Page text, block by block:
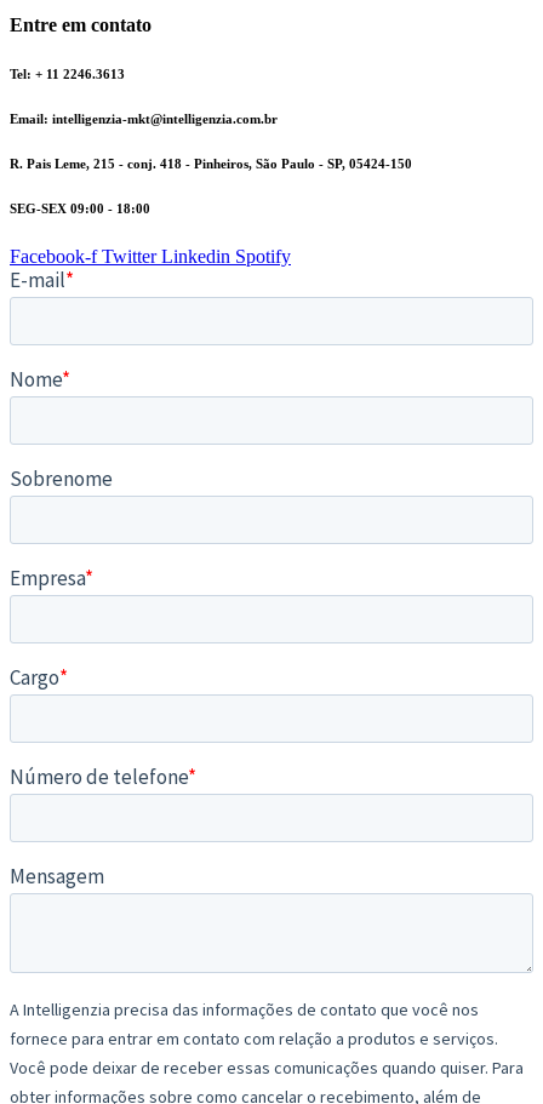
Entre em contato
Tel: + 11 2246.3613
Email: intelligenzia-mkt@intelligenzia.com.br
R. Pais Leme, 215 - conj. 418 - Pinheiros, São Paulo - SP, 05424-150
SEG-SEX 09:00 - 18:00
Facebook-f Twitter Linkedin Spotify